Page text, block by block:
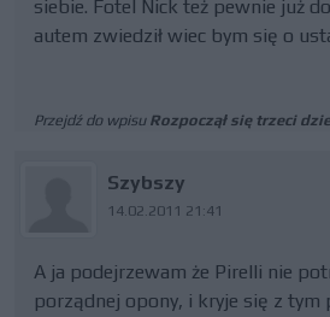
siebie. Fotel Nick też pewnie już
autem zwiedził wiec bym się o
Przejdź do wpisu Rozpoczął się trzeci
Szybszy
14.02.2011 21:41
A ja podejrzewam że Pirelli nie
porządnej opony, i kryje się z tym